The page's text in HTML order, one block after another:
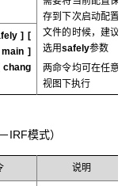
存到下次启动配置
文件的时候，建议
选用safely参数
两命令均可在任意
视图下执行
] [
main]
chang
IRF模式）
说明